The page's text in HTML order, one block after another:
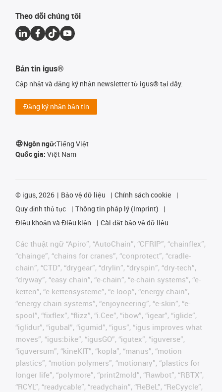
Theo dõi chúng tôi
Bản tin igus®
Cập nhật và đăng ký nhận newsletter từ igus® tại đây.
Đăng ký nhận bản tin
Ngôn ngữ:Tiếng Việt
Quốc gia: Việt Nam
© igus, 2026 Bảo vệ dữ liệu
Chính sách cookie
Quy định thủ tục
Thông tin pháp lý (Imprint)
Điều khoản và Điều kiện
Cài đặt bảo vệ dữ liệu
Các thuật ngữ “Apiro”, “AutoChain”, “CFRIP”, “chainflex”,
“chainge”, “chains for cranes”, “conprotect”, “cradle-
chain”, “CTD”, “drygear”, “drylin”, “dryspin”, “dry-tech”,
“dryway”, “easy chain”, “e-chain”, “e-chain systems”, “e-
ketten”, “e-kettensysteme”, “e-loop”, “energy chain”,
“energy chain systems”, “enjoyneering”, “e-skin”, “e-
spool”, “fixflex”, “flizz”, “i.Cee”, “ibow”, “igear”, “iglide”,
“iglidur”, “igubal”, “igumid”, “igus”, “igus improves what
moves”, “igus:bike”, “igusGO”, “igutex”, “iguverse”,
“iguversum”, “kineKIT”, “kopla”, “manus”, “motion
plastics”, “motion polymers”, “motionary”, “plastics for
longer life”, “polymore”, “print2mold”, “Rawbot”, “RBTX”,
“RCYL”, “readycable”, “readychain”, “ReBeL”, “ReCyycle”,